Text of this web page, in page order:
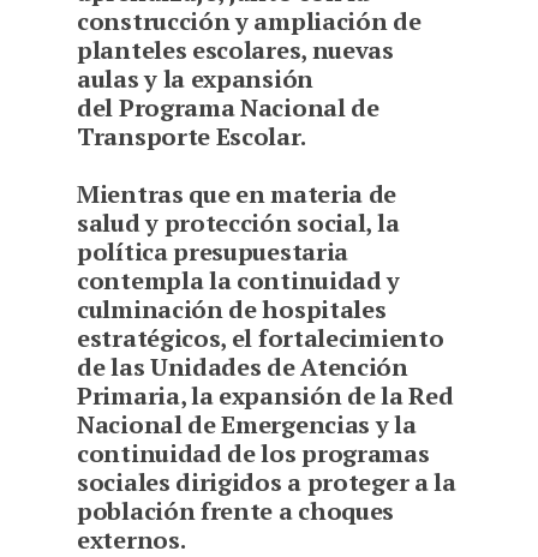
construcción y ampliación de
planteles escolares, nuevas
aulas y la expansión
del Programa Nacional de
Transporte Escolar.
Mientras que en materia de
salud y protección social, la
política presupuestaria
contempla la continuidad y
culminación de hospitales
estratégicos, el fortalecimiento
de las Unidades de Atención
Primaria, la expansión de la Red
Nacional de Emergencias y la
continuidad de los programas
sociales dirigidos a proteger a la
población frente a choques
externos.